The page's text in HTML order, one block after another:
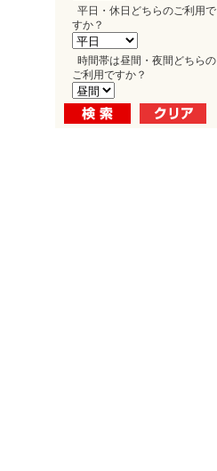
平日・休日どちらのご利用で
すか？
時間帯は昼間・夜間どちらの
ご利用ですか？